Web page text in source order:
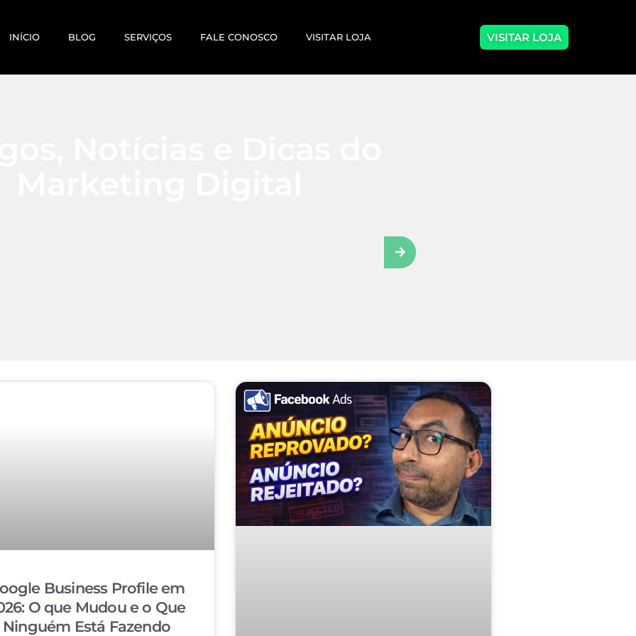
INÍCIO BLOG SERVIÇOS FALE CONOSCO VISITAR LOJA VISITAR LOJA
Business Profile em
O que Mudou e o Que
Ninguém Está Fazendo